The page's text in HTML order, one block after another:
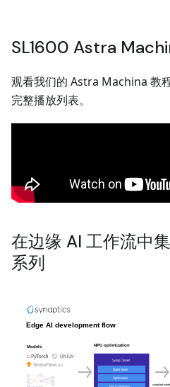
SL1600 Astra
观看我们的 Astra Machina 教
完整播放列表。
在边缘 AI 工作流中
系列